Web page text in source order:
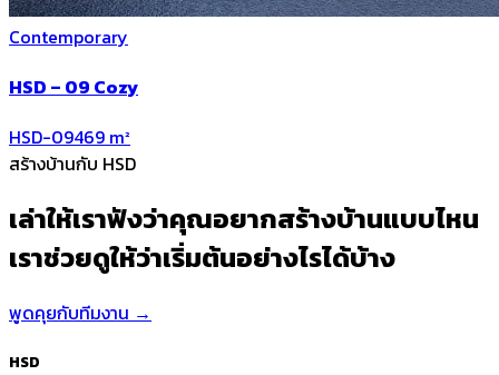
Contemporary
HSD – 09 Cozy
HSD-09469 m²
สร้างบ้านกับ HSD
เล่าให้เราฟังว่าคุณอยากสร้างบ้านแบบไหน
เราช่วยดูให้ว่าเริ่มต้นอย่างไรได้บ้าง
พูดคุยกับทีมงาน →
HSD